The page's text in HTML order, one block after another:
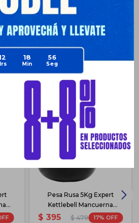
18 56
te pueden interesar
Pesa Rusa 5Kg Expert
Kettlebell Mancuerna
Recubierta
$ 395 $ 479 17